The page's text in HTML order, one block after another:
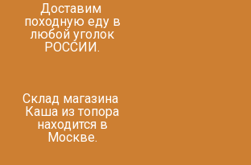
Доставим
походную еду в
любой уголок
РОССИИ.
Склад магазина
Каша из топора
находится в
Москве.